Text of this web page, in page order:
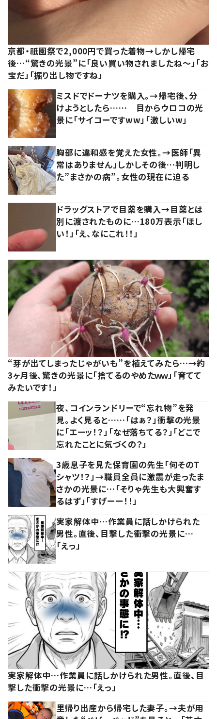
京都・祇園祭で2,000円で買った着物→しかし帰宅
後…“驚きの光景”に「良い買い物されましたね～」「お
宝だ」「掘り出し物ですね」
ミスドでドーナツを購入。→帰宅後、分
けようとしたら…… 目からウロコの光
景に「サイコーですww」「激しいw」
胸部に違和感を覚えた女性。→医師「異
常はありません」しかしその後…判明し
た”まさかの病”。女性の現在に迫る
ドラッグストアで目薬を購入→目薬とは
別に渡されたものに…180万表示「ほし
い！」「え、なにこれ！！」
“芽が出てしまったじゃがいも”を植えてみたら…→約
3ヶ月後、驚きの光景に「捨てるのやめたｗｗ」「育てて
みたいです！」
夜、コインランドリーで“忘れ物”を発
見。よく見ると……「はぁ？」衝撃の光景
に「エーッ！？」「なぜ落ちてる？」「どこで
忘れたことに気づくの？」
3歳息子を見た保育園の先生「何そのT
シャツ！？」→職員全員に激震が走ったま
さかの光景に…「そりゃ先生も大興奮す
るはず」「すげーー！！」
実家解体中…作業員に話しかけられた
男性。直後、目撃した衝撃の光景に…
「えっ」
実家解体中…作業員に話しかけられた男性。直後、目
撃した衝撃の光景に…「えっ」
里帰り出産から帰宅した妻子。→夫が用